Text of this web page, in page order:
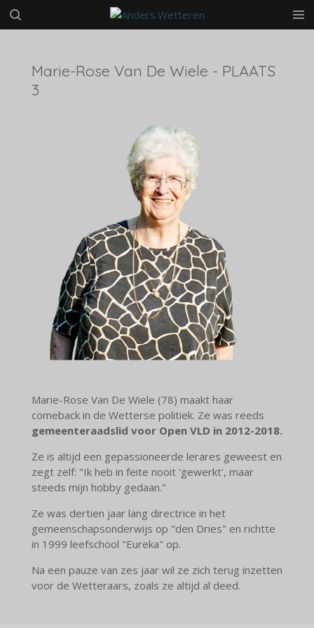
Ga
direct
hoofdinhoud
Marie-Rose Van De Wiele - PLAATS
3
Marie-Rose Van De Wiele (78) maakt haar
comeback in de Wetterse politiek. Ze was reeds
gemeenteraadslid voor Open VLD in 2012-2018.
Ze is altijd een gepassioneerde lerares geweest en
zegt zelf: "Ik heb in feite nooit 'gewerkt', maar
steeds mijn hobby gedaan."
Ze was dertien jaar lang directrice in het
gemeenschapsonderwijs op "den Dries" en richtte
in 1999 leefschool "Eureka" op.
Na een pauze van zes jaar wil ze zich terug inzetten
voor de Wetteraars, zoals ze altijd al deed.